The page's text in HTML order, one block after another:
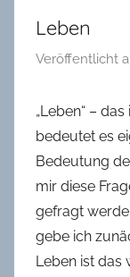
Oldenburg
Leben
Veröffentlicht
„Leben“ –
bedeutet es
Bedeutung
mir diese
gefragt
gebe ich
Leben ist das